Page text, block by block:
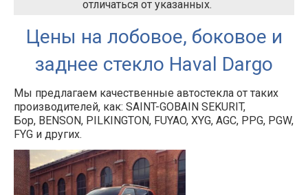
отличаться от указанных.
Цены на лобовое, боковое и
заднее стекло Haval Dargo
Мы предлагаем качественные автостекла от таких
производителей, как: SAINT-GOBAIN SEKURIT,
Бор, BENSON, PILKINGTON, FUYAO, XYG, AGC, PPG, PGW,
FYG и других.